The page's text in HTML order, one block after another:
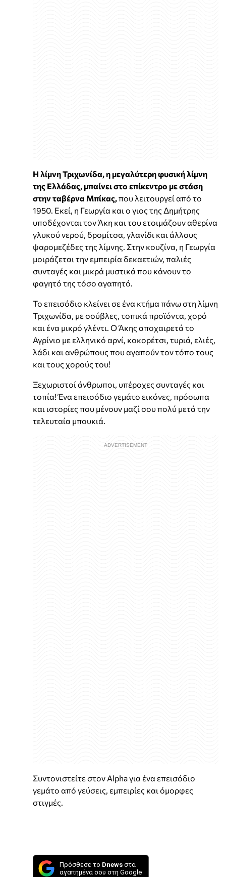
Η λίμνη Τριχωνίδα, η μεγαλύτερη φυσική λίμνη
της Ελλάδας, μπαίνει στο επίκεντρο με στάση
στην ταβέρνα Μπίκας, που λειτουργεί από το
1950. Εκεί, η Γεωργία και ο γιος της Δημήτρης
υποδέχονται τον Άκη και του ετοιμάζουν αθερίνα
γλυκού νερού, δρομίτσα, γλανίδι και άλλους
ψαρομεζέδες της λίμνης. Στην κουζίνα, η Γεωργία
μοιράζεται την εμπειρία δεκαετιών, παλιές
συνταγές και μικρά μυστικά που κάνουν το
φαγητό της τόσο αγαπητό.
Το επεισόδιο κλείνει σε ένα κτήμα πάνω στη λίμνη
Τριχωνίδα, με σούβλες, τοπικά προϊόντα, χορό
και ένα μικρό γλέντι. Ο Άκης αποχαιρετά το
Αγρίνιο με ελληνικό αρνί, κοκορέτσι, τυριά, ελιές,
λάδι και ανθρώπους που αγαπούν τον τόπο τους
και τους χορούς του!
Ξεχωριστοί άνθρωποι, υπέροχες συνταγές και
τοπία! Ένα επεισόδιο γεμάτο εικόνες, πρόσωπα
και ιστορίες που μένουν μαζί σου πολύ μετά την
τελευταία μπουκιά.
Συντονιστείτε στον Alpha για ένα επεισόδιο
γεμάτο από γεύσεις, εμπειρίες και όμορφες
στιγμές.
Πρόσθεσε το Dnews στα
αγαπημένα σου στη Google